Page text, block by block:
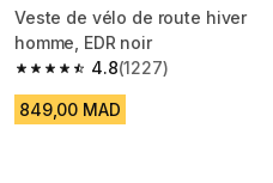
Veste de vélo de route hiver
homme, EDR noir
4.8
4.8 out of 5 stars from 1227
(1227)
849,00 MAD